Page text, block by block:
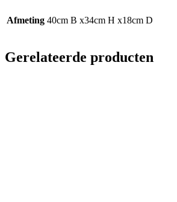
Afmeting 40cm B x34cm H x18cm D
Gerelateerde producten